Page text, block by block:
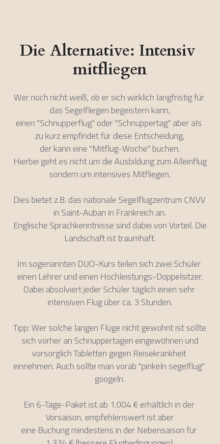
Die Alternative: Intensiv
mitfliegen
Wer noch nicht weiß, ob er sich wirklich langfristig für
das Segelfliegen begeistern kann,
einen "Schnupperflug" oder "Schnuppertag" aber als
zu kurz empfindet für diese Entscheidung,
der kann eine "Mitflug-Woche" buchen.
Hierbei geht es nicht um die Ausbildung zum Alleinflug
sondern um intensives Mitfliegen.
Dies bietet z.B. das nationale Segelflugzentrum CNVV
in Saint-Auban in Frankreich an.
Englische Sprachkenntnisse sind dabei von Vorteil. Die
Landschaft ist traumhaft.
Im sogenannten DUO-Kurs teilen sich zwei Schüler
einen Lehrer und einen Hochleistungs-Doppelsitzer.
Dabei absolviert jeder Schüler täglich einen sehr
intensiven Flug über ca. 3 Stunden.
Tipp: Wer solche langen Flüge nicht gewohnt ist sollte
sich vorher an Schnuppertagen eingewöhnen und
vorsorglich Tabletten gegen Reisekrankheit
einnehmen. Auch sollte man vorab "pinkeln segelflug"
googeln.
Ein 6-Tage-Paket ist ab 1.004 € erhältlich in der
Vorsaison, empfehlenswert ist aber
eine Buchung mindestens in der Nebensaison für